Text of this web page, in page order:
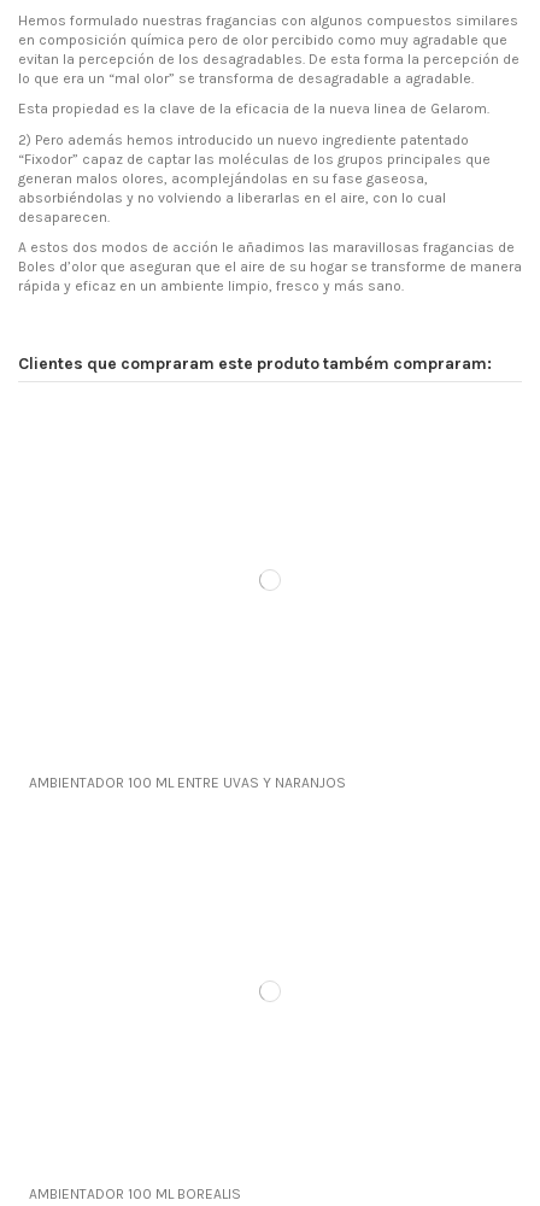
Hemos formulado nuestras fragancias con algunos compuestos similares
en composición química pero de olor percibido como muy agradable que
evitan la percepción de los desagradables. De esta forma la percepción de
lo que era un “mal olor” se transforma de desagradable a agradable.
Esta propiedad es la clave de la eficacia de la nueva linea de Gelarom.
2) Pero además hemos introducido un nuevo ingrediente patentado
“Fixodor” capaz de captar las moléculas de los grupos principales que
generan malos olores, acomplejándolas en su fase gaseosa,
absorbiéndolas y no volviendo a liberarlas en el aire, con lo cual
desaparecen.
A estos dos modos de acción le añadimos las maravillosas fragancias de
Boles d’olor que aseguran que el aire de su hogar se transforme de manera
rápida y eficaz en un ambiente limpio, fresco y más sano.
Clientes que compraram este produto também compraram:
AMBIENTADOR 100 ML ENTRE UVAS Y NARANJOS
AMBIENTADOR 100 ML BOREALIS